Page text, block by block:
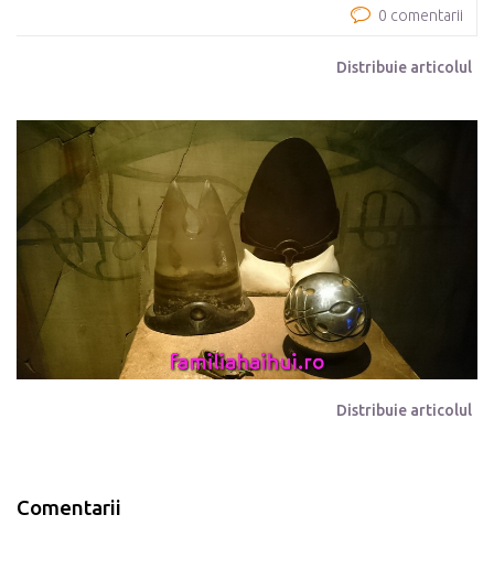
0 comentarii
Distribuie articolul
Distribuie articolul
Comentarii